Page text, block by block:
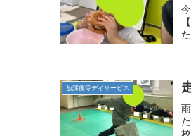
放課後等デイサービス